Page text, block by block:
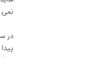
نمی
در